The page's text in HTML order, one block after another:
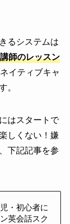
るシステムは
師のレッスン
イティブキャ
。
はスタートで
しくない！嫌
下記記事を参
・初心者に
英会話スク